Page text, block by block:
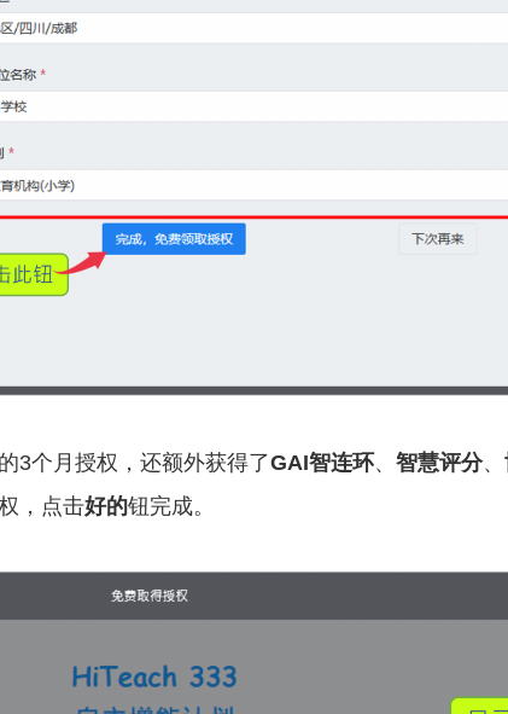
3个月授权，还额外获得了GAI智连环、 智慧评分、
，点击好的钮完成。